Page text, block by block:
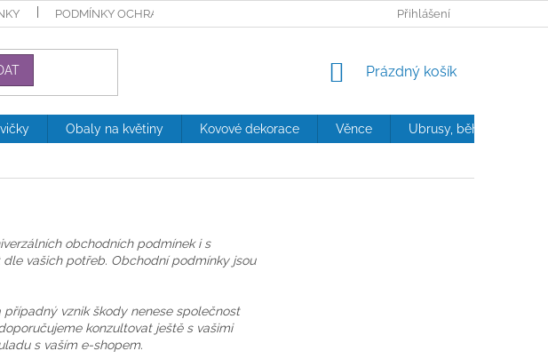
PODMÍNKY OCHRANY OSOBNÍCH ÚDAJŮ Přihlášení
NÁKUPNÍ
Prázdný košík
Obaly na květiny Kovové dekorace Věnce Ubrusy, běhouny,
obchodních podmínek i s
vašich potřeb. Obchodní podmínky jsou
vznik škody nenese společnost
konzultovat ještě s vašimi
s vaším e-shopem.